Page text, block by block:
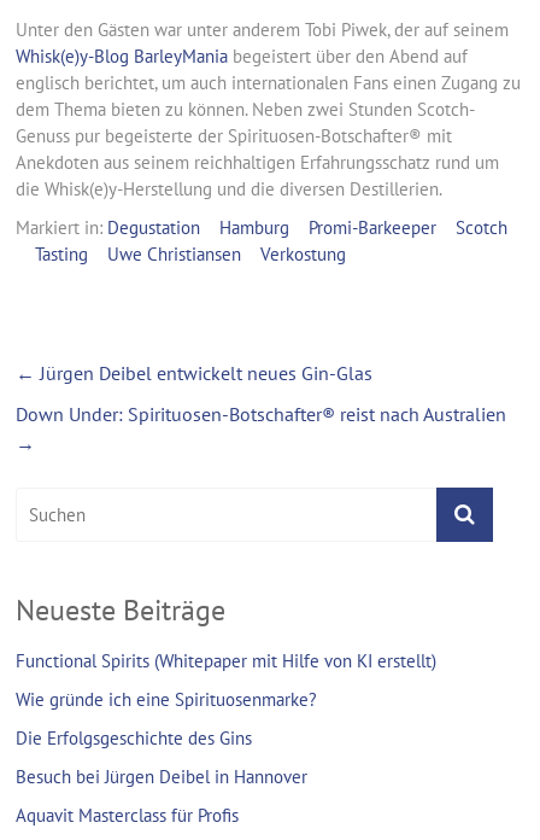
Unter den Gästen war unter anderem Tobi Piwek, der auf seinem
Whisk(e)y-Blog BarleyMania begeistert über den Abend auf
englisch berichtet, um auch internationalen Fans einen Zugang zu
dem Thema bieten zu können. Neben zwei Stunden Scotch-
Genuss pur begeisterte der Spirituosen-Botschafter® mit
Anekdoten aus seinem reichhaltigen Erfahrungsschatz rund um
die Whisk(e)y-Herstellung und die diversen Destillerien.
Markiert in: Degustation Hamburg Promi-Barkeeper
Scotch
Tasting
Uwe Christiansen Verkostung
← Jürgen Deibel entwickelt neues Gin-Glas
Down Under: Spirituosen-Botschafter® reist nach Australien
→
Neueste Beiträge
Functional Spirits (Whitepaper mit Hilfe von KI erstellt)
Wie gründe ich eine Spirituosenmarke?
Die Erfolgsgeschichte des Gins
Besuch bei Jürgen Deibel in Hannover
Aquavit Masterclass für Profis